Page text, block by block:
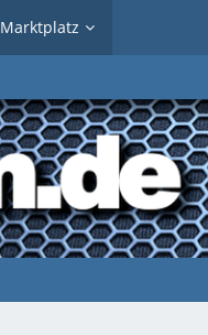
Marktplatz